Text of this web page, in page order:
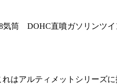
気筒 DOHC直噴ガソリン
はアルティメットシリーズ